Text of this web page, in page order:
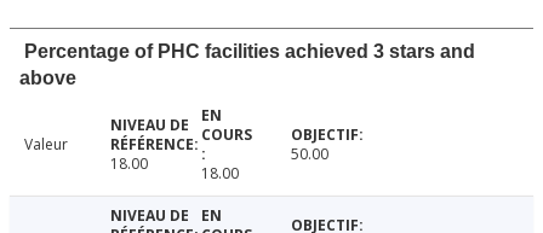
Percentage of PHC facilities achieved 3 stars and
above
Valeur
18.00
18.00
50.00